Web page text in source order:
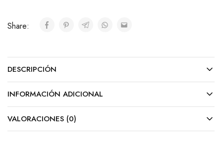
Share:
DESCRIPCIÓN
INFORMACIÓN ADICIONAL
VALORACIONES (0)